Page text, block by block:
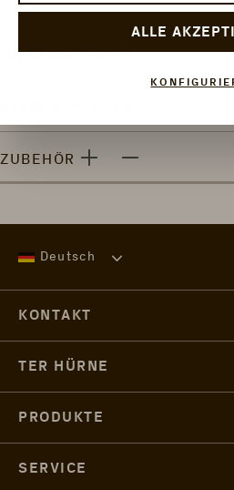
INFORMATIONEN
ZUBEHÖR
Deutsch
KONTAKT
TER HÜRNE
PRODUKTE
SERVICE
ALLE